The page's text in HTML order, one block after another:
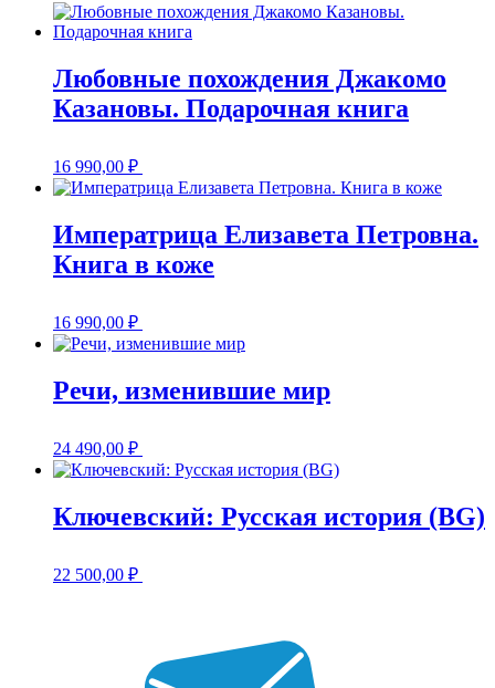
Любовные похождения Джакомо
Казановы. Подарочная книга
16 990,00 ₽
Императрица Елизавета Петровна.
Книга в коже
16 990,00 ₽
Речи, изменившие мир
24 490,00 ₽
Ключевский: Русская история (BG)
22 500,00 ₽